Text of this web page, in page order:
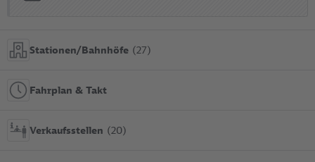
Stationen/Bahnhöfe (27)
Fahrplan & Takt
Verkaufsstellen (20)